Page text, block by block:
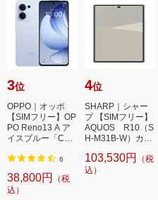
3位
OPPO｜オッポ
【SIMフリー】OP
PO Reno13 A ア
イスブルー「CPH
m Snapdr...
6
38,800円
（税
込）
4位
SHARP｜シャー
プ 【SIMフリー】
AQUOS R10（S
H-M31B-W）カシ
GB/512GB
103,530円
（税
込）